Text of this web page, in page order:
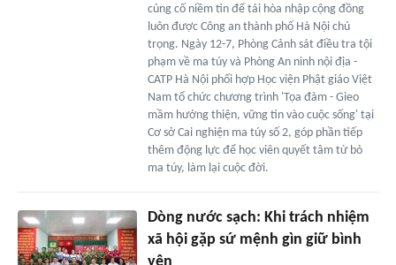
củng cố niềm tin để tái hòa nhập cộng đồng
luôn được Công an thành phố Hà Nội chú
trọng. Ngày 12-7, Phòng Cảnh sát điều tra tội
phạm về ma túy và Phòng An ninh nội địa -
CATP Hà Nội phối hợp Học viện Phật giáo Việt
Nam tổ chức chương trình 'Tọa đàm - Gieo
mầm hướng thiện, vững tin vào cuộc sống' tại
Cơ sở Cai nghiện ma túy số 2, góp phần tiếp
thêm động lực để học viên quyết tâm từ bỏ
ma túy, làm lại cuộc đời.
Dòng nước sạch: Khi trách nhiệm
xã hội gặp sứ mệnh gìn giữ bình